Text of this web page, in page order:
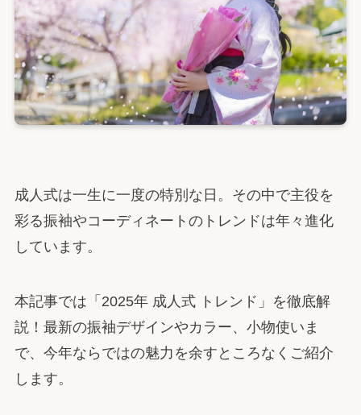
成人式は一生に一度の特別な日。その中で主役を
彩る振袖やコーディネートのトレンドは年々進化
しています。
本記事では「2025年 成人式 トレンド」を徹底解
説！最新の振袖デザインやカラー、小物使いま
で、今年ならではの魅力を余すところなくご紹介
します。